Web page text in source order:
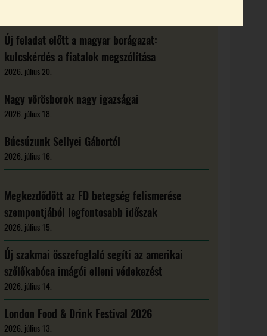
Új feladat előtt a magyar borágazat:
kulcskérdés a fiatalok megszólítása
2026. július 20.
Nagy vörösborok nagy igazságai
2026. július 18.
Búcsúzunk Sellyei Gábortól
2026. július 16.
Megkezdődött az FD betegség felismerése
szempontjából legfontosabb időszak
2026. július 15.
Új szakmai összefoglaló segíti az amerikai
szőlőkabóca imágói elleni védekezést
2026. július 14.
London Food & Drink Festival 2026
2026. július 13.